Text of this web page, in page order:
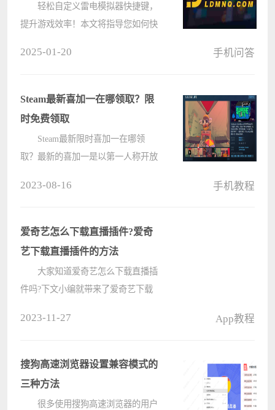
轻松自定义雷电模拟器快捷键，
提升游戏效率！本文将指导您如何快
电模拟器主界面右下角，点击“设????
2025-01-20 手机问答
Steam最新喜加一在哪领取？限
时免费领取
Steam最新限时喜加一在哪领
取？最新的喜加一是以第一人称开放
Steam上免费领取。本作支持中文，
目前特别好评????
2023-08-16 手机教程
爱奇艺怎么下载直播插件?爱奇
艺下载直播插件的方法
大家知道爱奇艺怎么下载直播插
件吗?下文小编就带来了爱奇艺下载
艺下载直播插件的方法 1、
首????
2023-11-27 App教程
搜狗高速浏览器设置兼容模式的
三种方法
很多使用搜狗高速浏览器的用户